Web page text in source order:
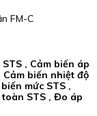
FM-C
, Cảm biến áp
biến nhiệt độ
mức STS ,
toàn STS , Đo áp